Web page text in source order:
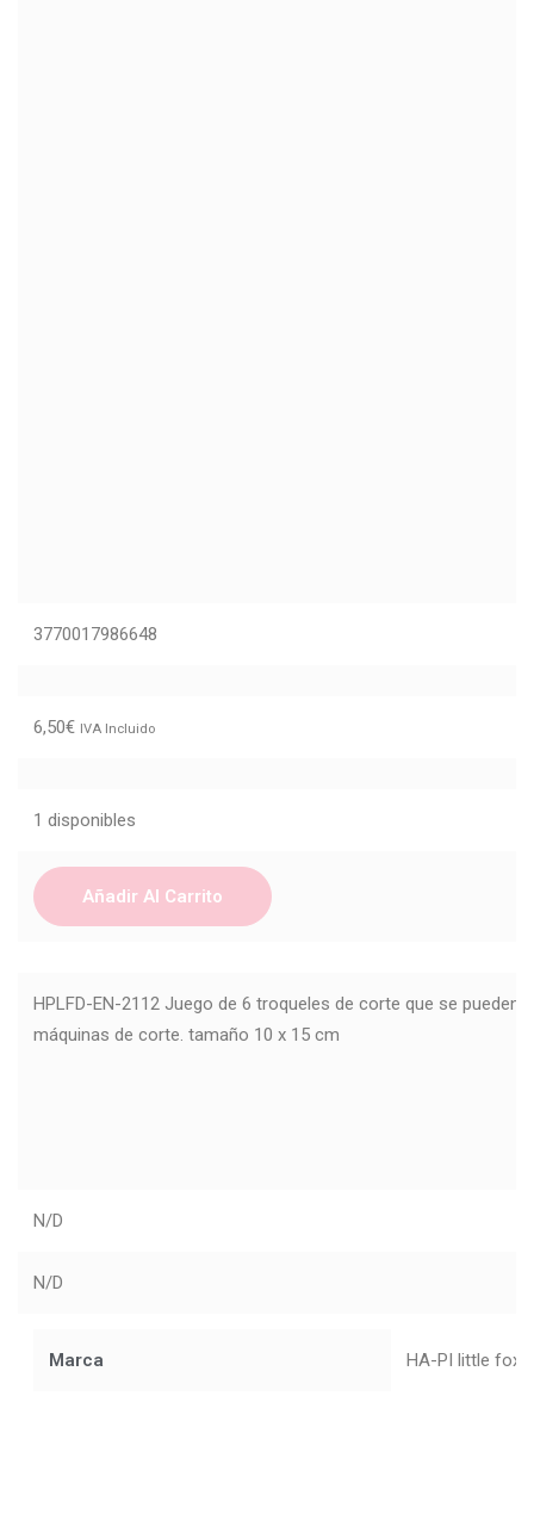
3770017986648
6,50€ IVA Incluido
1 disponibles
Añadir Al Carrito
HPLFD-EN-2112 Juego de 6 troqueles de corte que se pueden
máquinas de corte. tamaño 10 x 15 cm
N/D
N/D
Marca HA-PI little fox